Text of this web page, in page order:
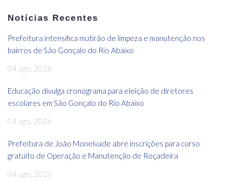
Notícias Recentes
Prefeitura intensifica mutirão de limpeza e manutenção nos
bairros de São Gonçalo do Rio Abaixo
04 ago, 2026
Educação divulga cronograma para eleição de diretores
escolares em São Gonçalo do Rio Abaixo
04 ago, 2026
Prefeitura de João Monelvade abre inscrições para curso
gratuito de Operação e Manutenção de Roçadeira
04 ago, 2026